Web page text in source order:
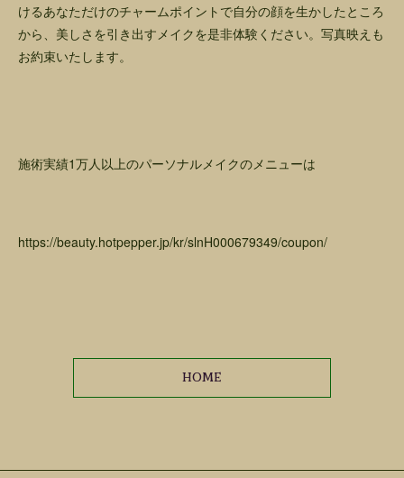
けるあなただけのチャームポイントで自分の顔を生かしたところ
から、美しさを引き出すメイクを是非体験ください。写真映えも
お約束いたします。
施術実績1万人以上のパーソナルメイクのメニューは
https://beauty.hotpepper.jp/kr/slnH000679349/coupon/
HOME